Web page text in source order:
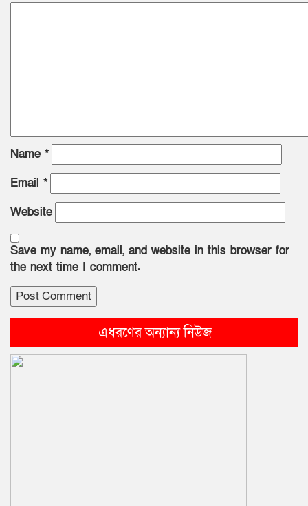
Name *
Email *
Website
Save my name, email, and website in this browser for
the next time I comment.
এধরণের অন্যান্য নিউজ